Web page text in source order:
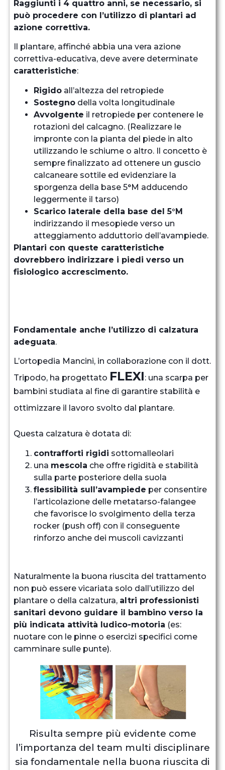
Raggiunti i 4 quattro anni, se necessario, si
può procedere con l’utilizzo di plantari ad
azione correttiva.
Il plantare, affinché abbia una vera azione
correttiva-educativa, deve avere determinate
caratteristiche:
Rigidoall’altezza del retropiede
Sostegnodella volta longitudinale
Avvolgente il retropiede per contenere le
rotazioni del calcagno. (Realizzare le
impronte con la pianta del piede in alto
utilizzando le schiume o altro. Il concetto è
sempre finalizzato ad ottenere un guscio
calcaneare sottile ed evidenziare la
sporgenza della base 5°M adducendo
leggermente il tarso)
Scarico laterale della base del 5°M
indirizzando il mesopiede verso un
atteggiamento adduttorio dell’avampiede.
Plantari con queste caratteristiche
dovrebbero indirizzare i piedi verso un
fisiologico accrescimento.
Fondamentale anche l’utilizzo di calzatura
adeguata.
L’ortopedia Mancini, in collaborazione con il dott.
Tripodo, ha progettato FLEXI: una scarpa per
bambini studiata al fine di garantire stabilità e
ottimizzare il lavoro svolto dal plantare.
Questa calzatura è dotata di:
contrafforti rigidi sottomalleolari
una mescola che offre rigidità e stabilità
sulla parte posteriore della suola
flessibilità sull’avampiede per consentire
l’articolazione delle metatarso-falangee
che favorisce lo svolgimento della terza
rocker (push off) con il conseguente
rinforzo anche dei muscoli cavizzanti
Naturalmente la buona riuscita del trattamento
non può essere vicariata solo dall’utilizzo del
plantare o della calzatura, altri professionisti
sanitari devono guidare il bambino verso la
più indicata attività ludico-motoria (es:
nuotare con le pinne o esercizi specifici come
camminare sulle punte).
Risulta sempre più evidente come
l’importanza del team multi disciplinare
sia fondamentale nella buona riuscita di